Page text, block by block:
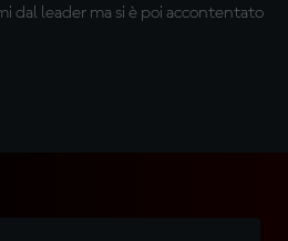
dal leader ma si è poi accontentato